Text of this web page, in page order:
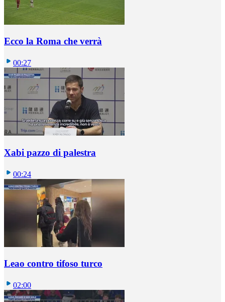
Ecco la Roma che verrà
00:27
Xabi pazzo di palestra
00:24
Leao contro tifoso turco
02:00